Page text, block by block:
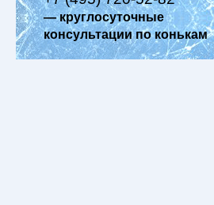
— круглосуточные
консультации по конькам